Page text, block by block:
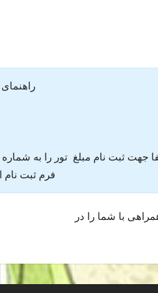
جهت ثبت نام مبلغ تور را به
فرم ثبت نام
با شما را در